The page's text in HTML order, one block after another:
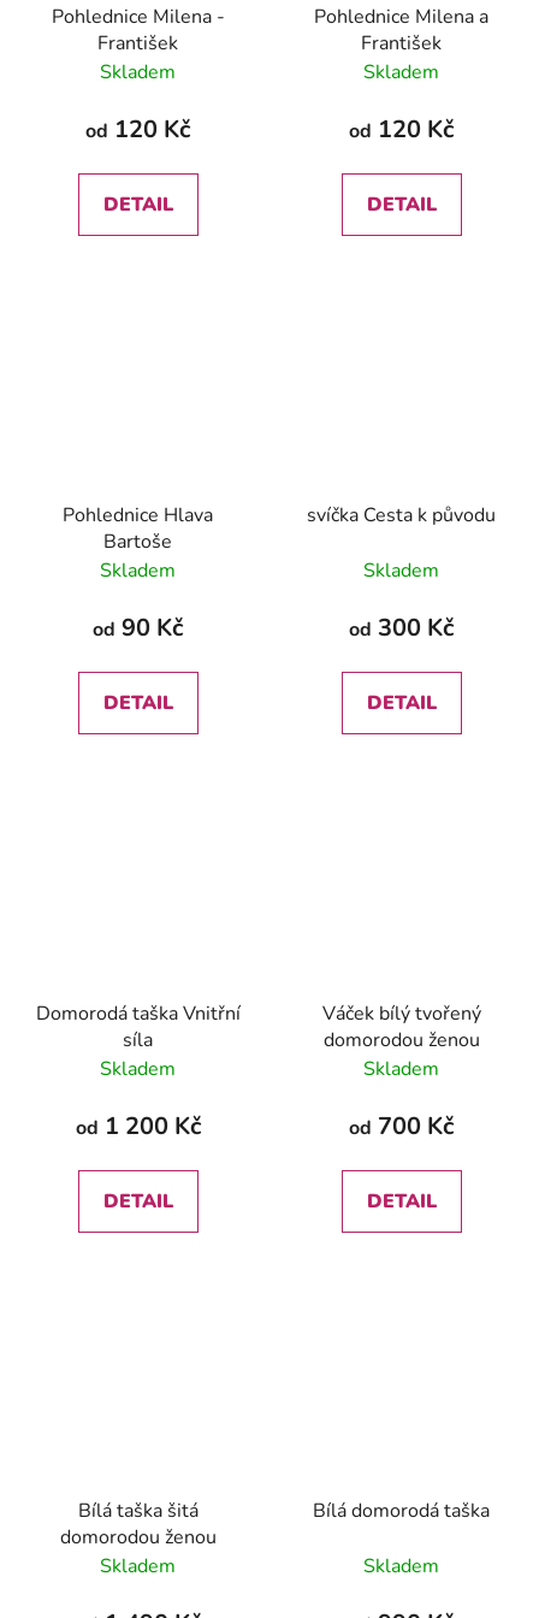
Pohlednice Milena -
František
Skladem
od 120 Kč
DETAIL
Pohlednice Milena a
František
Skladem
od 120 Kč
DETAIL
Pohlednice Hlava
Bartoše
Skladem
od 90 Kč
DETAIL
svíčka Cesta k původu
Skladem
od 300 Kč
DETAIL
Domorodá taška Vnitřní
síla
Skladem
od 1 200 Kč
DETAIL
Váček bílý tvořený
domorodou ženou
Skladem
od 700 Kč
DETAIL
Bílá taška šitá
domorodou ženou
Skladem
Bílá domorodá taška
Skladem